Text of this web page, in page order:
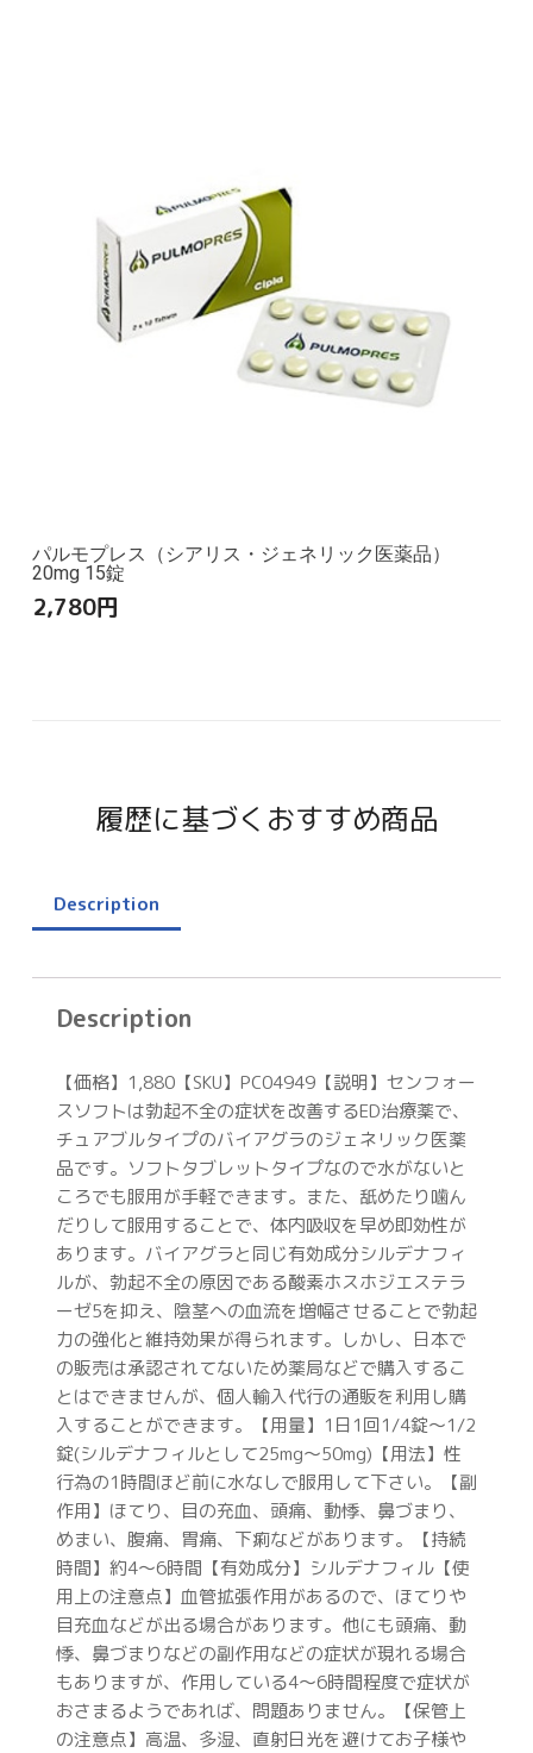
パルモプレス（シアリス・ジェネリック医薬品）
20mg 15錠
2,780円
履歴に基づくおすすめ商品
Description
Description
【価格】1,880【SKU】PC04949【説明】センフォー
スソフトは勃起不全の症状を改善するED治療薬で、
チュアブルタイプのバイアグラのジェネリック医薬
品です。ソフトタブレットタイプなので水がないと
ころでも服用が手軽できます。また、舐めたり噛ん
だりして服用することで、体内吸収を早め即効性が
あります。バイアグラと同じ有効成分シルデナフィ
ルが、勃起不全の原因である酸素ホスホジエステラ
ーゼ5を抑え、陰茎への血流を増幅させることで勃起
力の強化と維持効果が得られます。しかし、日本で
の販売は承認されてないため薬局などで購入するこ
とはできませんが、個人輸入代行の通販を利用し購
入することができます。【用量】1日1回1/4錠～1/2
錠(シルデナフィルとして25mg～50mg)【用法】性
行為の1時間ほど前に水なしで服用して下さい。【副
作用】ほてり、目の充血、頭痛、動悸、鼻づまり、
めまい、腹痛、胃痛、下痢などがあります。【持続
時間】約4〜6時間【有効成分】シルデナフィル【使
用上の注意点】血管拡張作用があるので、ほてりや
目充血などが出る場合があります。他にも頭痛、動
悸、鼻づまりなどの副作用などの症状が現れる場合
もありますが、作用している4～6時間程度で症状が
おさまるようであれば、問題ありません。【保管上
の注意点】高温、多湿、直射日光を避けてお子様や